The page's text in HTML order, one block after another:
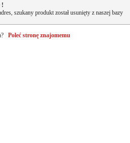
!
szukany produkt został usunięty z naszej bazy
Poleć stronę znajomemu